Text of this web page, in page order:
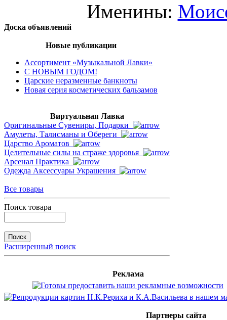
Именины:
Доска объявлений
Новые публикации
Ассортимент «Музыкальной Лавки»
С НОВЫМ ГОДОМ!
Царские неразменные банкноты
Новая серия косметических бальзамов
Виртуальная Лавка
Оригинальные Сувениры, Подарки
Амулеты, Талисманы и Обереги
Царство Ароматов
Целительные силы на страже здоровья
Арсенал Практика
Одежда Аксессуары Украшения
Все товары
Поиск товара
Расширенный поиск
Реклама
Партнеры сайта